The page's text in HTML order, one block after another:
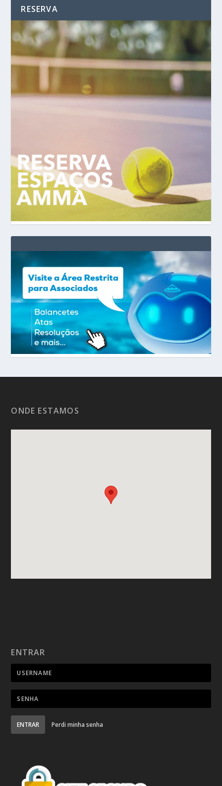
RESERVA
ONDE ESTAMOS
ENTRAR
ENTRAR Perdi minha senha